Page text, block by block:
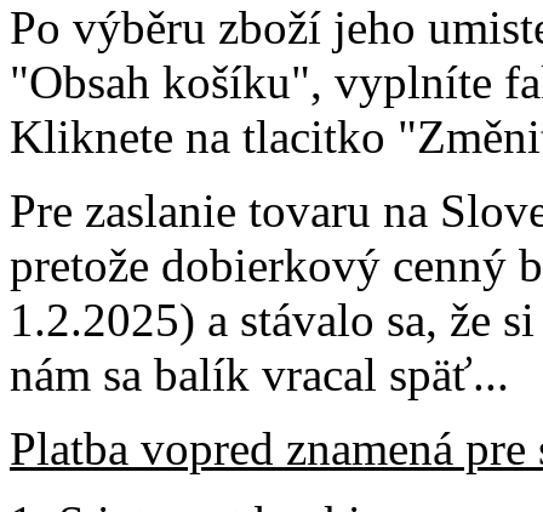
Po výběru zboží jeho
"Obsah košíku", vyplníte
Kliknete na tlacitko
Pre zaslanie tovaru na
pretože dobierkový cenný
1.2.2025) a stávalo sa, že
nám sa balík vracal späť...
Platba vopred znamená